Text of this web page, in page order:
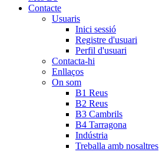
Contacte
Usuaris
Inici sessió
Registre d'usuari
Perfil d'usuari
Contacta-hi
Enllaços
On som
B1 Reus
B2 Reus
B3 Cambrils
B4 Tarragona
Indústria
Treballa amb nosaltres